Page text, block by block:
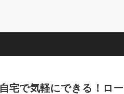
自宅で気軽にできる！ロ